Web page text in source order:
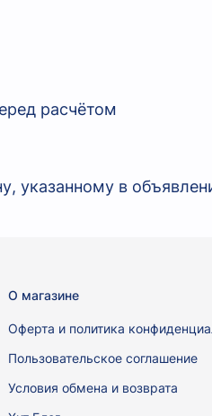
расчётом
указанному в
О магазине
Оферта и политика
Пользовательское соглашение
Условия обмена и возврата